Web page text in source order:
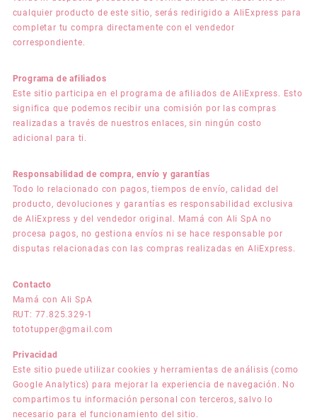
cualquier producto de este sitio, serás redirigido a AliExpress para
completar tu compra directamente con el vendedor
correspondiente.
Programa de afiliados
Este sitio participa en el programa de afiliados de AliExpress. Esto
significa que podemos recibir una comisión por las compras
realizadas a través de nuestros enlaces, sin ningún costo
adicional para ti.
Responsabilidad de compra, envío y garantías
Todo lo relacionado con pagos, tiempos de envío, calidad del
producto, devoluciones y garantías es responsabilidad exclusiva
de AliExpress y del vendedor original. Mamá con Ali SpA no
procesa pagos, no gestiona envíos ni se hace responsable por
disputas relacionadas con las compras realizadas en AliExpress.
Contacto
Mamá con Ali SpA
RUT: 77.825.329-1
tototupper@gmail.com
Privacidad
Este sitio puede utilizar cookies y herramientas de análisis (como
Google Analytics) para mejorar la experiencia de navegación. No
compartimos tu información personal con terceros, salvo lo
necesario para el funcionamiento del sitio.